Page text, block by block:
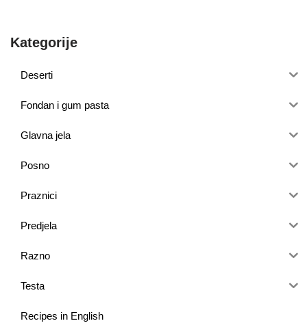
Kategorije
Deserti
Fondan i gum pasta
Glavna jela
Posno
Praznici
Predjela
Razno
Testa
Recipes in English